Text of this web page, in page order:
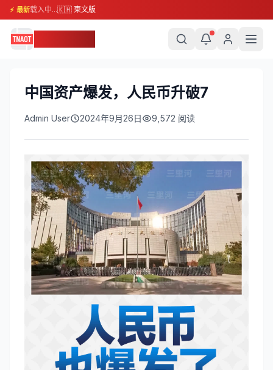
⚡ 最新载入中...🇰🇭 柬文版
中国资产爆发，人民币升破7
Admin User 2024年9月26日 9,572 阅读